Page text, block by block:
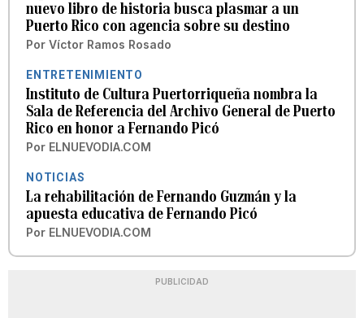
nuevo libro de historia busca plasmar a un
Puerto Rico con agencia sobre su destino
Por Víctor Ramos Rosado
ENTRETENIMIENTO
Instituto de Cultura Puertorriqueña nombra la
Sala de Referencia del Archivo General de Puerto
Rico en honor a Fernando Picó
Por ELNUEVODIA.COM
NOTICIAS
La rehabilitación de Fernando Guzmán y la
apuesta educativa de Fernando Picó
Por ELNUEVODIA.COM
PUBLICIDAD